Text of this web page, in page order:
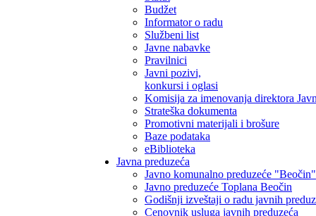
Budžet
Informator o radu
Službeni list
Javne nabavke
Pravilnici
Javni pozivi,
konkursi i oglasi
Komisija za imenovanja direktora
Strateška dokumenta
Promotivni materijali i brošure
Baze podataka
eBiblioteka
Javna preduzeća
Javno komunalno preduzeće "Beočin"
Javno preduzeće Toplana Beočin
Godišnji izveštaji o radu javnih
Cenovnik usluga javnih preduzeća